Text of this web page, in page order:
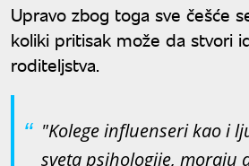
Upravo zbog toga sve češće
koliki pritisak može da stvori
roditeljstva.
"Kolege influenseri kao i
sveta psihologije, moraju